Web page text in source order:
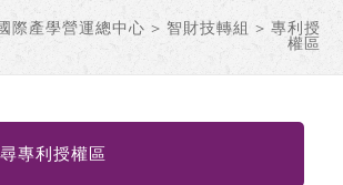
際產學營運總中心 > 智財技轉組 > 專利授
權區
專利授權區